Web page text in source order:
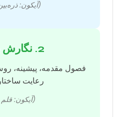
(آیکون:
2. نگارش بخش‌ها
فصول مقدمه، پیشینه،
رعایت
(آیکون: